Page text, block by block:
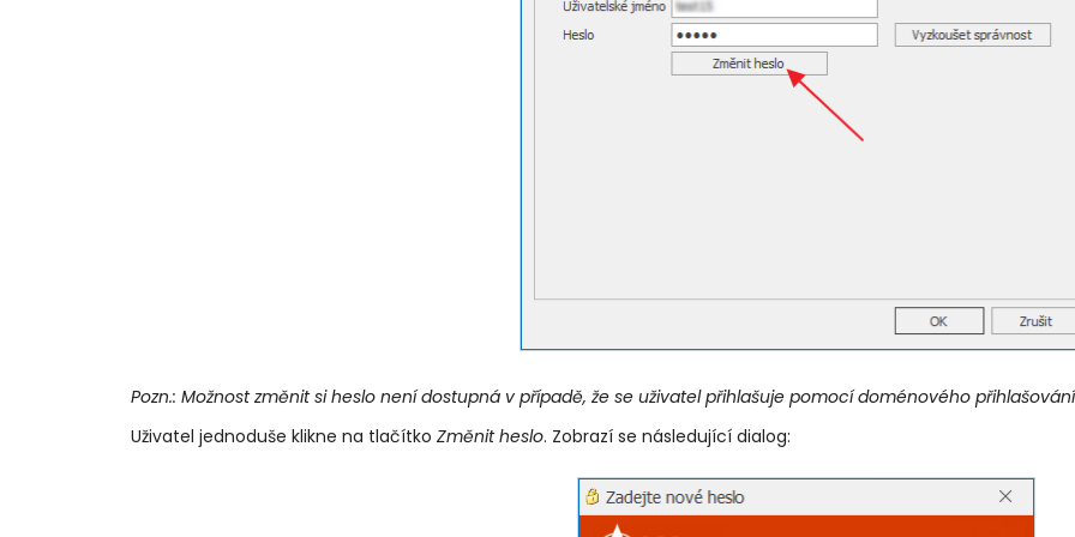
Pozn.: Možnost změnit si heslo není dostupná v případě, že se uživatel přihlašuje pomocí doménového
Uživatel jednoduše klikne na tlačítko Změnit heslo. Zobrazí se následující dialog: